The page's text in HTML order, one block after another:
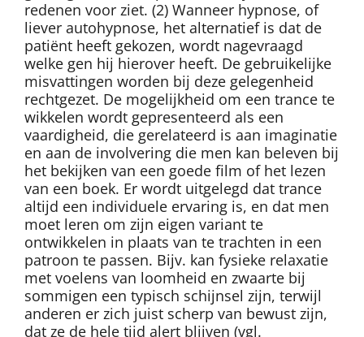
redenen voor ziet. (2) Wanneer hypnose, of
liever autohypnose, het alternatief is dat de
patiënt heeft gekozen, wordt nagevraagd
welke gen hij hierover heeft. De gebruikelijke
misvattingen worden bij deze gelegenheid
rechtgezet. De mogelijkheid om een trance te
wikkelen wordt gepresenteerd als een
vaardigheid, die gerelateerd is aan imaginatie
en aan de involvering die men kan beleven bij
het bekijken van een goede film of het lezen
van een boek. Er wordt uitgelegd dat trance
altijd een individuele ervaring is, en dat men
moet leren om zijn eigen variant te
ontwikkelen in plaats van te trachten in een
patroon te passen. Bijv. kan fysieke relaxatie
met voelens van loomheid en zwaarte bij
sommigen een typisch schijnsel zijn, terwijl
anderen er zich juist scherp van bewust zijn,
dat ze de hele tijd alert blijven (vgl.